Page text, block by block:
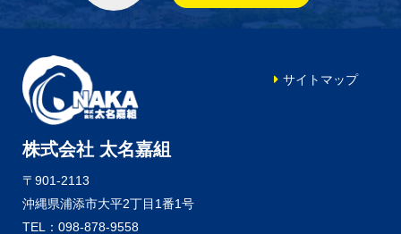
株式会社 太名嘉組
〒901-2113
沖縄県浦添市大平2丁目1番1号
TEL：098-878-9558
サイトマップ